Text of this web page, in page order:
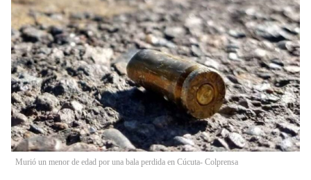
Murió un menor de edad por una bala perdida en Cúcuta- Colprensa